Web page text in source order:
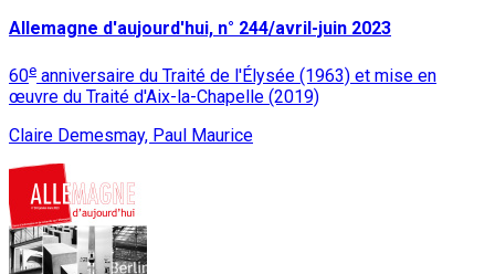
Allemagne d'aujourd'hui, n° 244/avril-juin 2023
60e anniversaire du Traité de l'Élysée (1963) et mise en
œuvre du Traité d'Aix-la-Chapelle (2019)
Claire Demesmay, Paul Maurice